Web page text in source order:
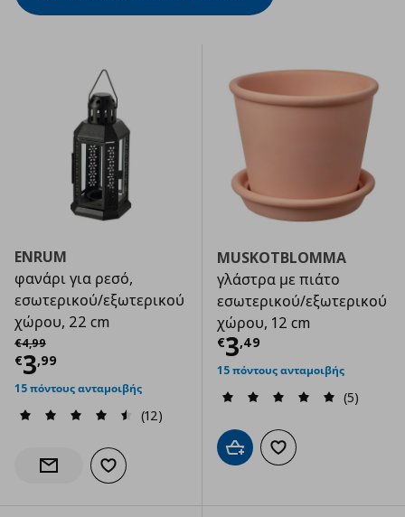
ENRUM
φανάρι για ρεσό,
εσωτερικού/εξωτερικού
χώρου, 22 cm
€4,99
Αρχική τιμή
€3,99
Τρέχουσα τιμή € 3,99
15 πόντους ανταμοιβής
(12)
Ενημέρωση διαθεσιμότητας
Προσθήκη στα αγαπημένα
MUSKOTBLOMMA
γλάστρα με πιάτο
εσωτερικού/εξωτερικού
χώρου, 12 cm
€3,49
Τρέχουσα
15 πόντους ανταμοιβής
(5)
Προσθήκη στο καλάθι
Προσθήκη στα